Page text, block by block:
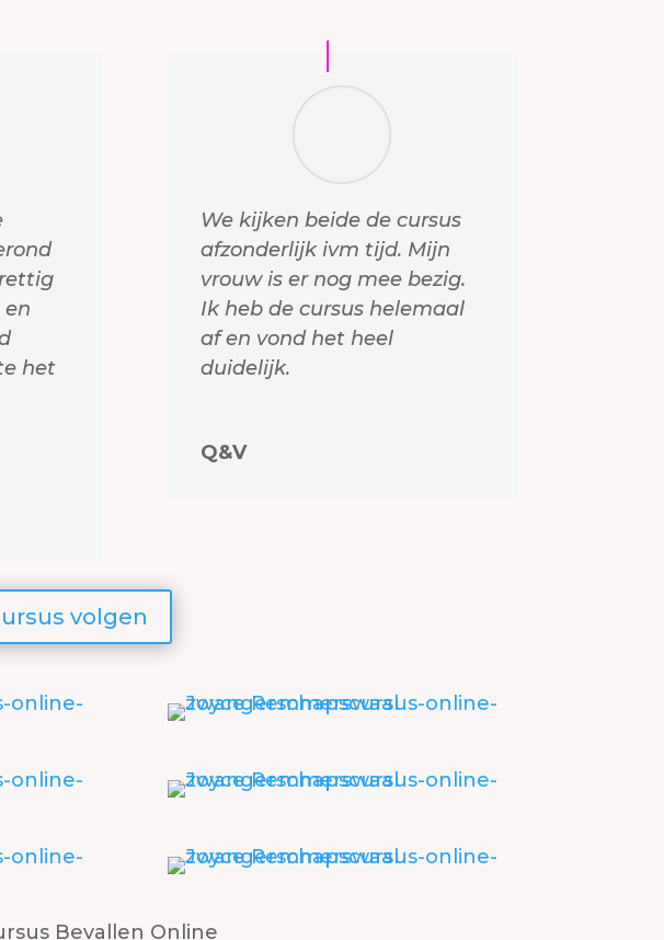
het
We kijken beide de cursus
afzonderlijk ivm tijd. Mijn
vrouw is er nog mee bezig.
Ik heb de cursus helemaal
af en vond het heel
duidelijk.
Q&V
volgen